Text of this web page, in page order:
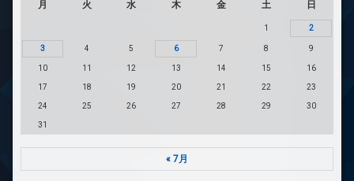
月 火 水 木 金 土 日
1 2
3 4 5 6 7 8 9
10 11 12 13 14 15 16
17 18 19 20 21 22 23
24 25 26 27 28 29 30
31
« 7月